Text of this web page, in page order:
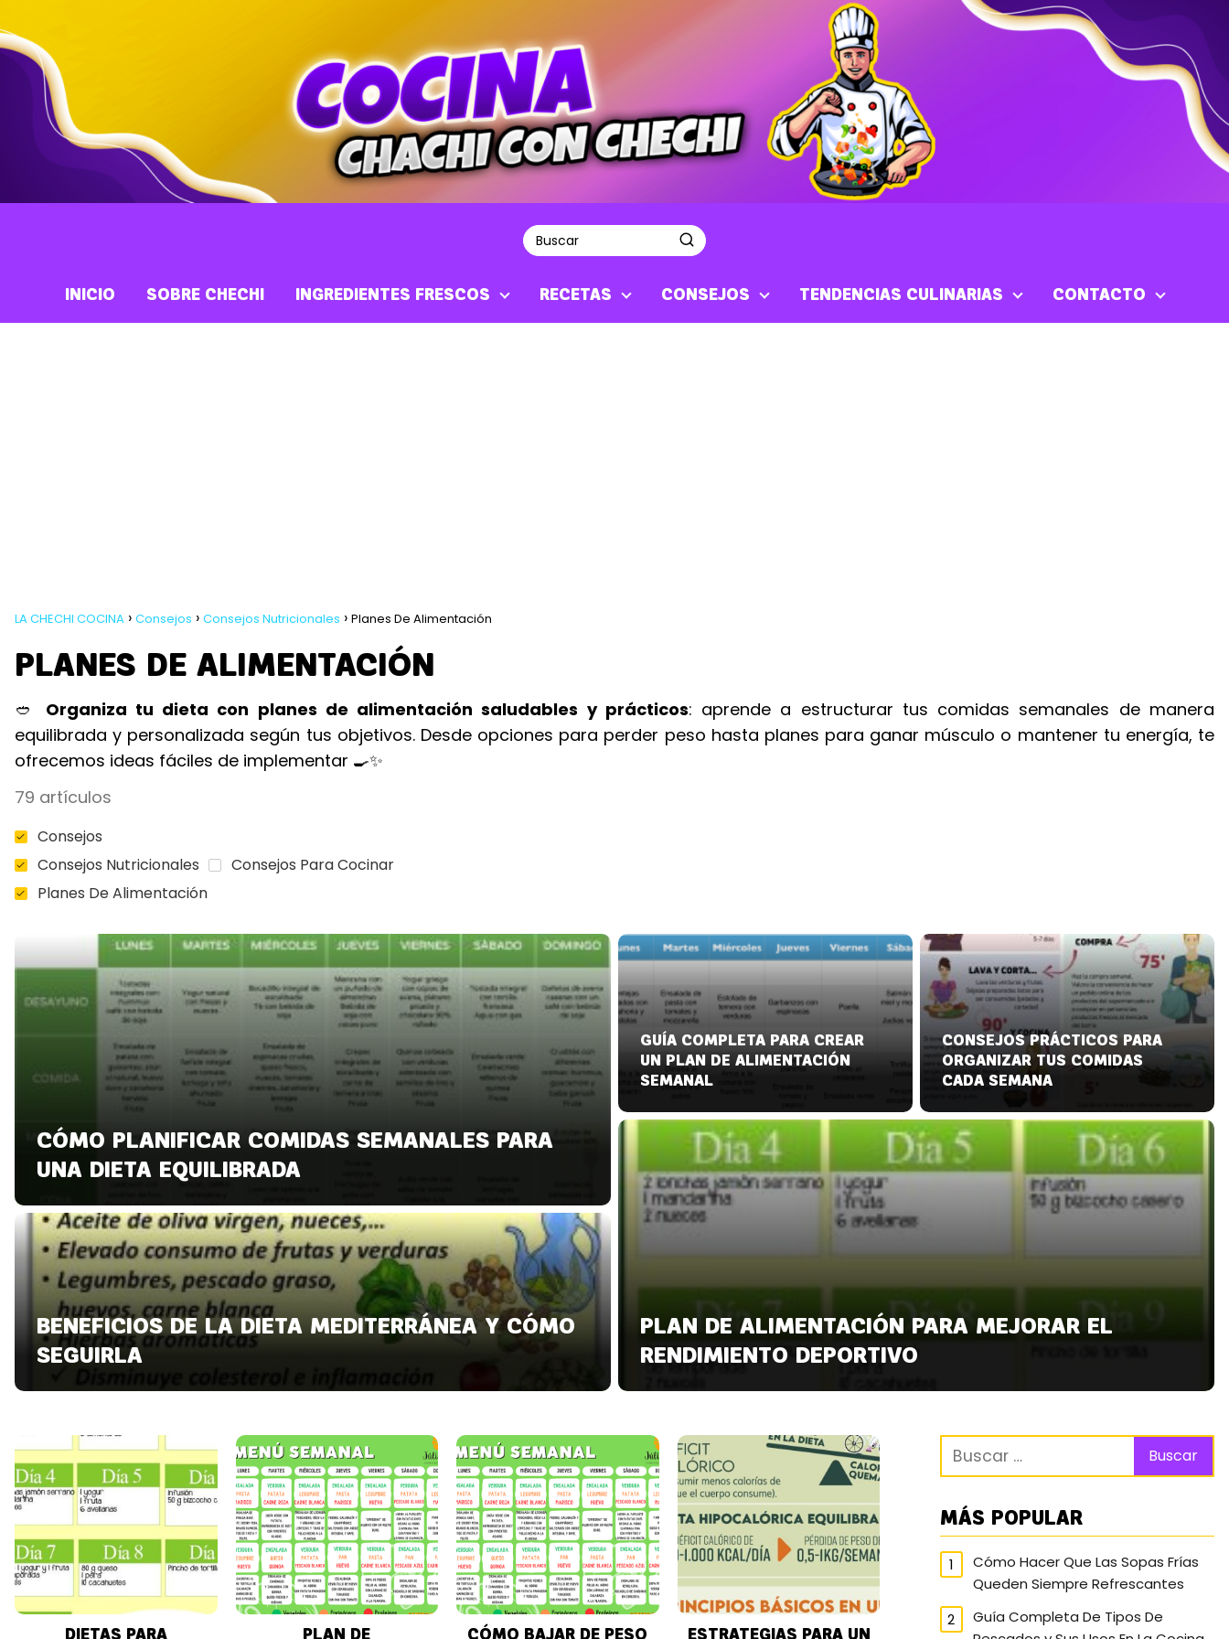
INICIO SOBRE CHECHI INGREDIENTES FRESCOS RECETAS CONSEJOS TENDENCIAS CULINARIAS CONTACTO
LA CHECHI COCINA Consejos Consejos Nutricionales Planes De Alimentación
PLANES DE ALIMENTACIÓN
🥙 Organiza tu dieta con planes de alimentación saludables y prácticos: aprende a estructurar tus comidas semanales de manera
equilibrada y personalizada según tus objetivos. Desde opciones para perder peso hasta planes para ganar músculo o mantener tu energía, te
ofrecemos ideas fáciles de implementar 🍳✨
79 artículos
Consejos
Consejos Nutricionales
Consejos Para Cocinar
Planes De Alimentación
CÓMO PLANIFICAR COMIDAS SEMANALES PARA
UNA DIETA EQUILIBRADA
GUÍA COMPLETA PARA CREAR
UN PLAN DE ALIMENTACIÓN
SEMANAL
BENEFICIOS DE LA DIETA MEDITERRÁNEA Y CÓMO
SEGUIRLA
CONSEJOS PRÁCTICOS PARA
ORGANIZAR TUS COMIDAS
CADA SEMANA
PLAN DE ALIMENTACIÓN PARA MEJORAR EL
RENDIMIENTO DEPORTIVO
DIETAS PARA
PLAN DE
CÓMO BAJAR DE PESO
ESTRATEGIAS PARA UN
MÁS POPULAR
Cómo Hacer Que Las Sopas Frías
Queden Siempre Refrescantes
Guía Completa De Tipos De